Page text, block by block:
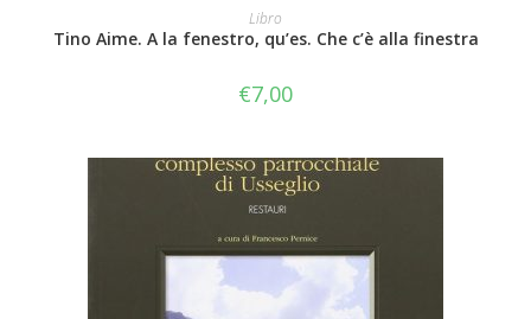
AGGIUNGI AL CARRELLO
Libro
Tino Aime. A la fenestro, qu’es. Che c’è alla finestra
€7,00